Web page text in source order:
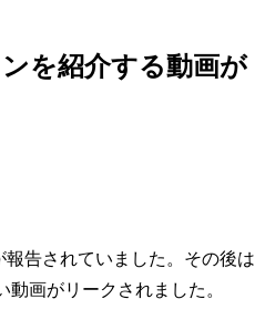
を紹介する動画が
報告されていました。その後は
画がリークされました。